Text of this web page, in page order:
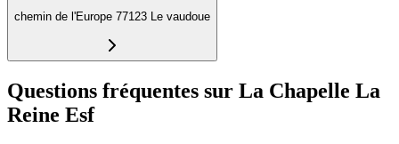
chemin de l'Europe 77123 Le vaudoue
Questions fréquentes sur La Chapelle La
Reine Esf